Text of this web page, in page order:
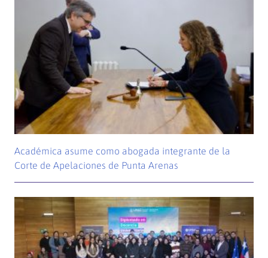
Académica asume como abogada integrante de la
Corte de Apelaciones de Punta Arenas